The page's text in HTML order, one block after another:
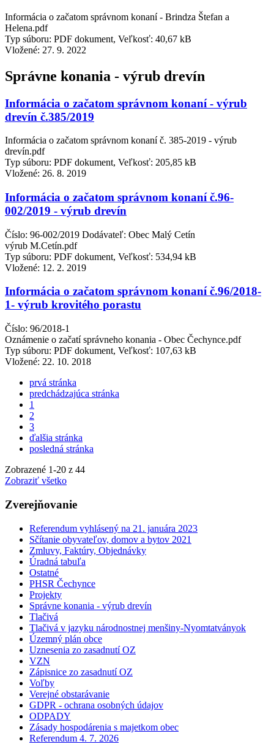
Informácia o začatom správnom konaní - Brindza Štefan a
Helena.pdf
Typ súboru: PDF dokument, Veľkosť: 40,67 kB
Vložené: 27. 9. 2022
Správne konania - výrub drevín
Informácia o začatom správnom konaní - výrub
drevín č.385/2019
Informácia o začatom správnom konaní č. 385-2019 - výrub
drevín.pdf
Typ súboru: PDF dokument, Veľkosť: 205,85 kB
Vložené: 26. 8. 2019
Informácia o začatom správnom konaní č.96-
002/2019 - výrub drevín
Číslo: 96-002/2019 Dodávateľ: Obec Malý Cetín
výrub M.Cetín.pdf
Typ súboru: PDF dokument, Veľkosť: 534,94 kB
Vložené: 12. 2. 2019
Informácia o začatom správnom konaní č.96/2018-
1- výrub krovitého porastu
Číslo: 96/2018-1
Oznámenie o začatí správneho konania - Obec Čechynce.pdf
Typ súboru: PDF dokument, Veľkosť: 107,63 kB
Vložené: 22. 10. 2018
prvá stránka
predchádzajúca stránka
1
2
3
ďalšia stránka
posledná stránka
Zobrazené 1-20 z 44
Zobraziť všetko
Zverejňovanie
Referendum vyhlásený na 21. januára 2023
Sčítanie obyvateľov, domov a bytov 2021
Zmluvy, Faktúry, Objednávky
Úradná tabuľa
Ostatné
PHSR Čechynce
Projekty
Správne konania - výrub drevín
Tlačivá
Tlačivá v jazyku národnostnej menšiny-Nyomtatványok
Územný plán obce
Uznesenia zo zasadnutí OZ
VZN
Zápisnice zo zasadnutí OZ
Voľby
Verejné obstarávanie
GDPR - ochrana osobných údajov
ODPADY
Zásady hospodárenia s majetkom obec
Referendum 4. 7. 2026